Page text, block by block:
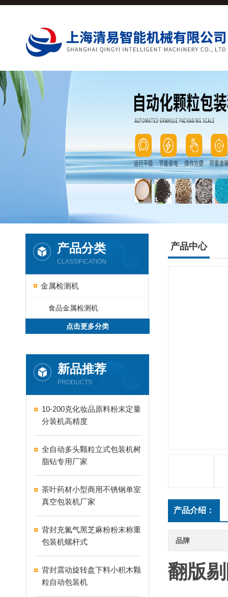
产品分类
CLASSIFICATION
金属检测机
食品金属检测机
点击更多分类
新品推荐
PRODUCTS
10-200克化妆品原料粉末定量
分装机高精度
全自动多头颗粒立式包装机树
脂钻专用厂家
茶叶药材小型商用不锈钢单室
真空包装机厂家
背封充氮气黑芝麻粉粉末称重
包装机螺杆式
背封震动旋转盘下料小积木颗
粒自动包装机
产品中心
产品介绍：
品牌
翻版